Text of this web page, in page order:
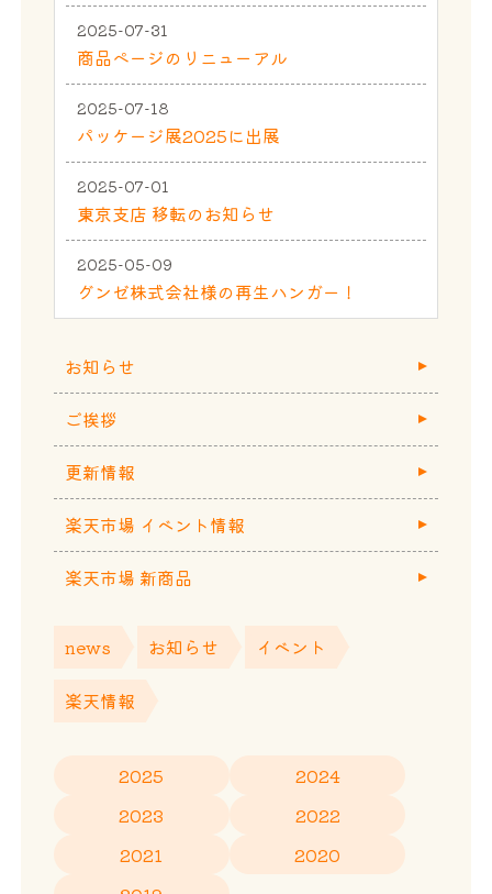
2025-07-31
商品ページのリニューアル
2025-07-18
パッケージ展2025に出展
2025-07-01
東京支店 移転のお知らせ
2025-05-09
グンゼ株式会社様の再生ハンガー！
お知らせ
ご挨拶
更新情報
楽天市場 イベント情報
楽天市場 新商品
news お知らせ イベント
楽天情報
2025
2024
2023
2022
2021
2020